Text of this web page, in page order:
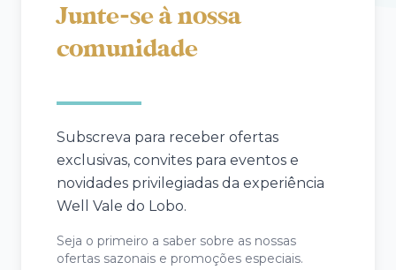
Junte-se à nossa
comunidade
Subscreva para receber ofertas
exclusivas, convites para eventos e
novidades privilegiadas da experiência
Well Vale do Lobo.
Seja o primeiro a saber sobre as nossas
ofertas sazonais e promoções especiais.